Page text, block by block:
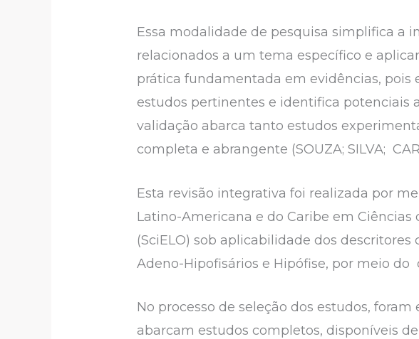
Essa modalidade de pesquisa simplifica a
relacionados a um tema específico e
prática fundamentada em evidências,
estudos pertinentes e identifica potenciais
validação abarca tanto estudos
completa e abrangente (SOUZA; SILVA;
Esta revisão integrativa foi realizada por
Latino-Americana e do Caribe em Ciências
(SciELO) sob aplicabilidade dos
Adeno-Hipofisários e Hipófise, por meio do
No processo de seleção dos estudos,
abarcam estudos completos, disponíveis